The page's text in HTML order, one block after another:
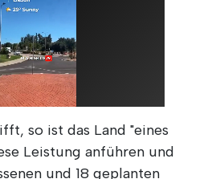
so ist das Land "eines
Leistung anführen und
und 18 geplanten